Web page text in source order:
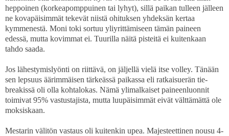
heppoinen (korkeapomppuinen tai lyhyt), sillä paikan tulleen jälleen
ne kovapäisimmät tekevät niistä ohituksen yhdeksän kertaa
kymmenestä. Moni toki sortuu yliyrittämiseen tämän paineen
edessä, mutta kovimmat ei. Tuurilla näitä pisteitä ei kuitenkaan
tahdo saada.
Jos lähestymislyönti on riittävä, on jäljellä vielä itse volley. Tänään
sen lepsuus äärimmäisen tärkeässä paikassa eli ratkaisuerän tie-
breakissä oli olla kohtalokas. Nämä ylimalkaiset paineenluonnit
toimivat 95% vastustajista, mutta luupäisimmät eivät välttämättä ole
moksiskaan.
Mestarin välitön vastaus oli kuitenkin upea. Majesteettinen nousu 4-